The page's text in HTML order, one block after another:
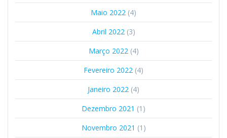
Maio 2022 (4)
Abril 2022(3)
Março 2022(4)
Fevereiro 2022 (4)
Janeiro 2022 (4)
Dezembro 2021 (1)
Novembro 2021 (1)